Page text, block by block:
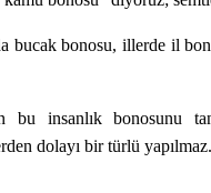
bucak bonosu, illerde il
bu insanlık bonosunu
dolayı bir türlü yapılmaz.